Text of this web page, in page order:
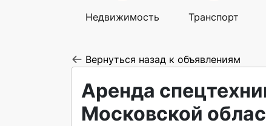
Недвижимость Транспорт
Вернуться назад к объявлениям
Аренда
Московской